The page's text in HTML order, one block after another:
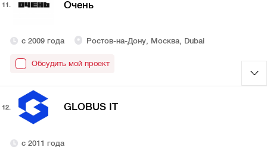
11. Очень
с 2009 года Ростов-на-Дону, Москва, Dubai
Обсудить мой проект
12. GLOBUS IT
с 2011 года